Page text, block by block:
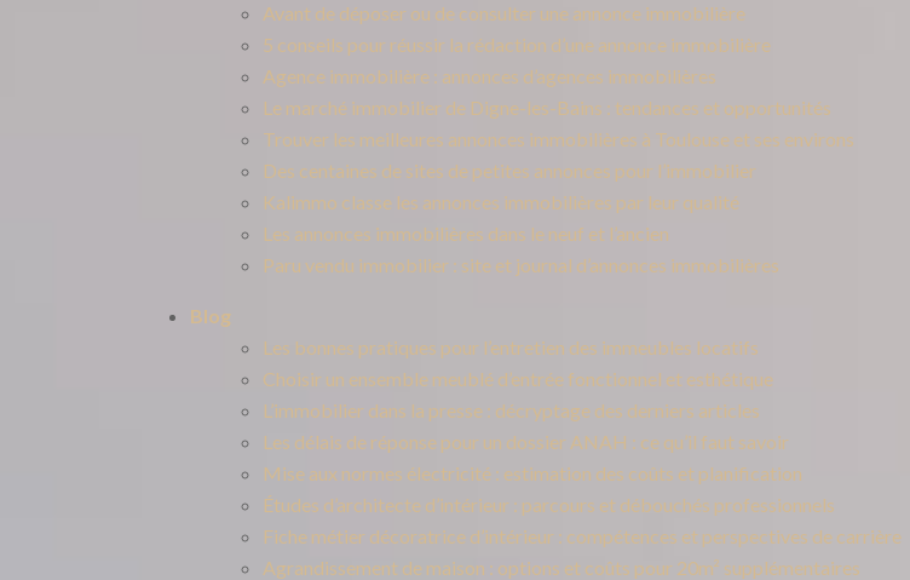
Avant de déposer ou de consulter une annonce immobilière
5 conseils pour réussir la rédaction d’une annonce immobilière
Agence immobilière : annonces d’agences immobilières
Le marché immobilier de Digne-les-Bains : tendances et opportunités
Trouver les meilleures annonces immobilières à Toulouse et ses environs
Des centaines de sites de petites annonces pour l’immobilier
Kalimmo classe les annonces immobilières par leur qualité
Les annonces immobilières dans le neuf et l’ancien
Paru vendu immobilier : site et journal d’annonces immobilières
Blog
Les bonnes pratiques pour l’entretien des immeubles locatifs
Choisir un ensemble meublé d’entrée fonctionnel et esthétique
L’immobilier dans la presse : décryptage des derniers articles
Les délais de réponse pour un dossier ANAH : ce qu’il faut savoir
Mise aux normes électricité : estimation des coûts et planification
Études d’architecte d’intérieur : parcours et débouchés professionnels
Fiche métier décoratrice d’intérieur : compétences et perspectives de carrière
Agrandissement de maison : options et coûts pour 20m² supplémentaires